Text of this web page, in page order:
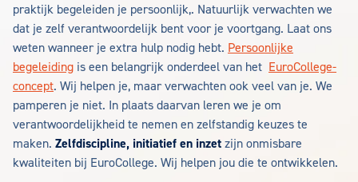
praktijk begeleiden je persoonlijk,. Natuurlijk verwachten we
dat je zelf verantwoordelijk bent voor je voortgang. Laat ons
weten wanneer je extra hulp nodig hebt. Persoonlijke
begeleiding is een belangrijk onderdeel van het EuroCollege-
concept. Wij helpen je, maar verwachten ook veel van je. We
pamperen je niet. In plaats daarvan leren we je om
verantwoordelijkheid te nemen en zelfstandig keuzes te
maken. Zelfdiscipline, initiatief en inzet zijn onmisbare
kwaliteiten bij EuroCollege. Wij helpen jou die te ontwikkelen.